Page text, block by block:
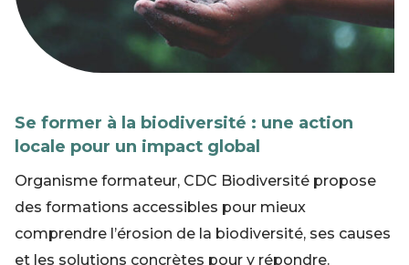
Se former à la biodiversité : une action
locale pour un impact global
Organisme formateur, CDC Biodiversité propose
des formations accessibles pour mieux
comprendre l’érosion de la biodiversité, ses causes
et les solutions concrètes pour y répondre.